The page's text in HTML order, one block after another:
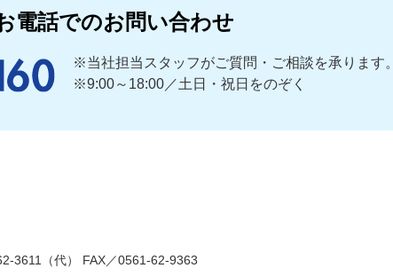
電話でのお問い合わせ
※当社担当スタッフがご質問・ご相談を承ります。
※9:00～18:00／土日・祝日をのぞく
3611（代） FAX／0561-62-9363